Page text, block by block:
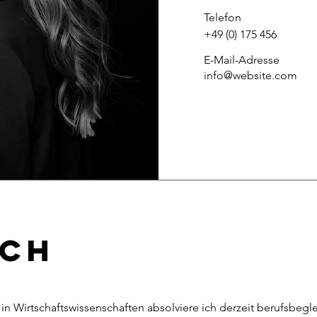
Telefon
+49 (0) 175 456
E-Mail-Adresse
info@website.com
Wirtschaftswissenschaften absolviere ich derzeit